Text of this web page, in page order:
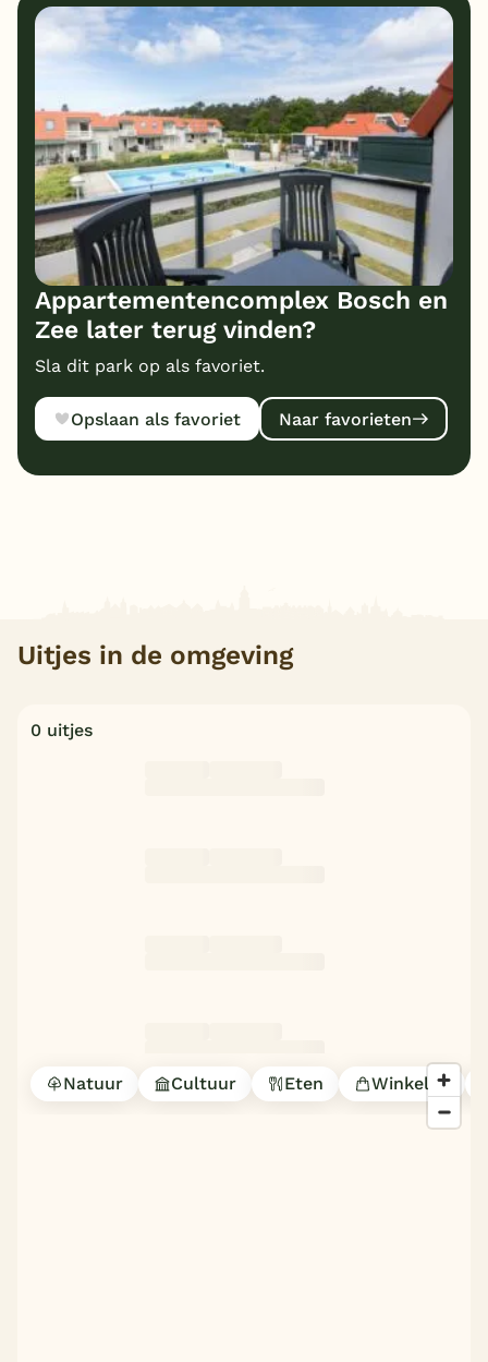
Appartementencomplex Bosch en
Zee later terug vinden?
Sla dit park op als favoriet.
Opslaan als favoriet Naar favorieten
Uitjes in de omgeving
0 uitjes
Natuur Cultuur Eten Winkelen